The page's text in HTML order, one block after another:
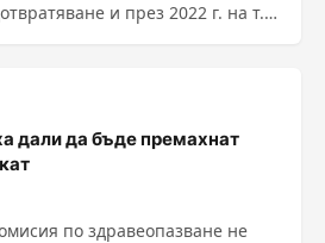
и през 2022 г. на т.
дали да бъде премахнат
по здравеопазване не